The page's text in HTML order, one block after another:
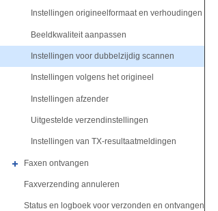
Instellingen origineelformaat en verhoudingen
Beeldkwaliteit aanpassen
Instellingen voor dubbelzijdig scannen
Instellingen volgens het origineel
Instellingen afzender
Uitgestelde verzendinstellingen
Instellingen van TX-resultaatmeldingen
Faxen ontvangen
Faxverzending annuleren
Status en logboek voor verzonden en ontvangen